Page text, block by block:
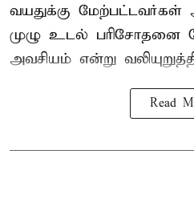
வயதுக்கு மேற்பட்டவர்கள்
முழு உடல் பரிசோதனை
அவசியம் என்று
Read